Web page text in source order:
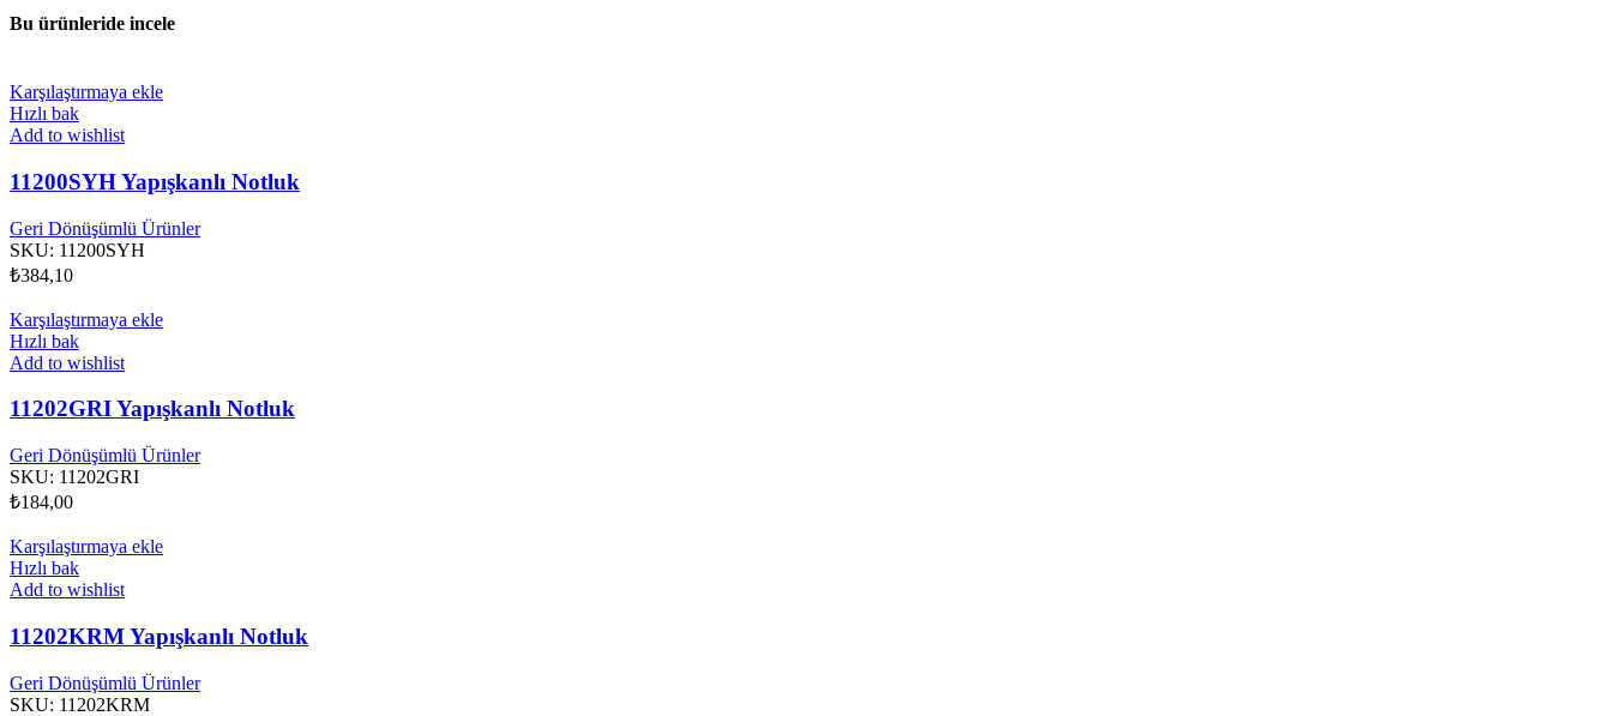
Bu ürünleride incele
Karşılaştırmaya ekle
Hızlı bak
Add to wishlist
11200SYH Yapışkanlı Notluk
Geri Dönüşümlü Ürünler
SKU: 11200SYH
₺384,10
Karşılaştırmaya ekle
Hızlı bak
Add to wishlist
11202GRI Yapışkanlı Notluk
Geri Dönüşümlü Ürünler
SKU: 11202GRI
₺184,00
Karşılaştırmaya ekle
Hızlı bak
Add to wishlist
11202KRM Yapışkanlı Notluk
Geri Dönüşümlü Ürünler
SKU: 11202KRM